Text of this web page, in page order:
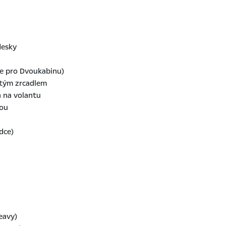
pro Dvoukabinu)
zrcadlem
na volantu